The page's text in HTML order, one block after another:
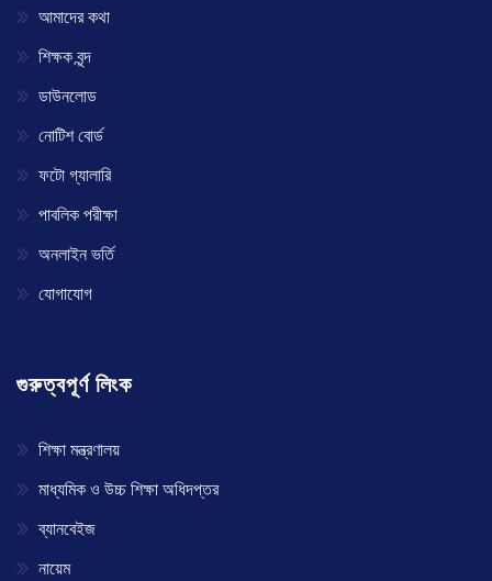
আমাদের কথা
শিক্ষক বৃন্দ
ডাউনলোড
নোটিশ বোর্ড
ফটো গ্যালারি
পাবলিক পরীক্ষা
অনলাইন ভর্তি
যোগাযোগ
গুরুত্বপূর্ণ লিংক
শিক্ষা মন্ত্রণালয়
মাধ্যমিক ও উচ্চ শিক্ষা অধিদপ্তর
ব্যানবেইজ
নায়েম